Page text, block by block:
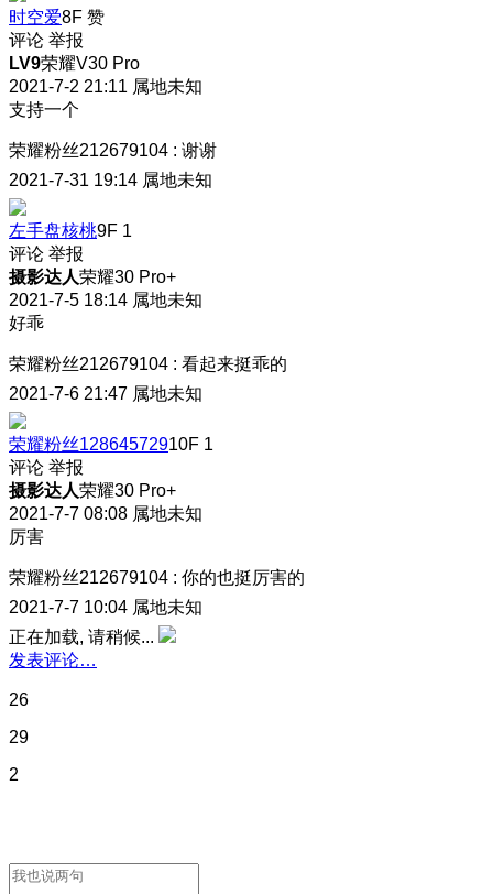
时空爱8F 赞
评论 举报
LV9荣耀V30 Pro
2021-7-2 21:11 属地未知
支持一个
荣耀粉丝212679104 : 谢谢
2021-7-31 19:14 属地未知
左手盘核桃9F 1
评论 举报
摄影达人荣耀30 Pro+
2021-7-5 18:14 属地未知
好乖
荣耀粉丝212679104 : 看起来挺乖的
2021-7-6 21:47 属地未知
荣耀粉丝12864572910F 1
评论 举报
摄影达人荣耀30 Pro+
2021-7-7 08:08 属地未知
厉害
荣耀粉丝212679104 : 你的也挺厉害的
2021-7-7 10:04 属地未知
正在加载, 请稍候...
发表评论…
26
29
2